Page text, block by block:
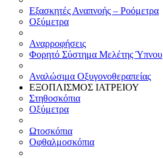
Εξασκητές Αναπνοής – Ροόμετρα
Οξύμετρα
Αναρροφήσεις
Φορητό Σύστημα Μελέτης Ύπνου
Αναλώσιμα Οξυγονοθεραπείας
ΕΞΟΠΛΙΣΜΟΣ ΙΑΤΡΕΙΟΥ
Στηθοσκόπια
Οξύμετρα
Ωτοσκόπια
Οφθαλμοσκόπια